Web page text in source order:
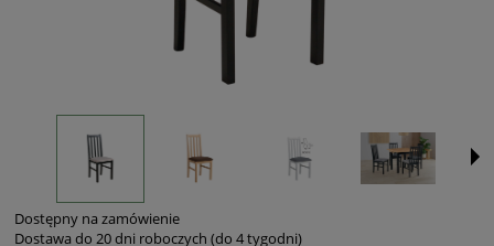
Dostępny na zamówienie
Dostawa do 20 dni roboczych (do 4 tygodni)